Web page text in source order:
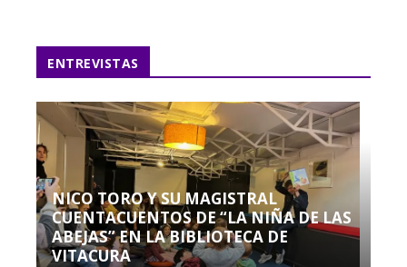
ENTREVISTAS
NICO TORO Y SU MAGISTRAL
CUENTACUENTOS DE “LA NIÑA DE LAS
ABEJAS” EN LA BIBLIOTECA DE
VITACURA